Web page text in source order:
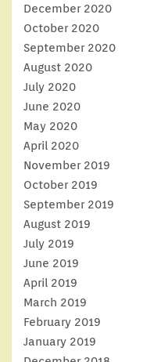
December 2020
October 2020
September 2020
August 2020
July 2020
June 2020
May 2020
April 2020
November 2019
October 2019
September 2019
August 2019
July 2019
June 2019
April 2019
March 2019
February 2019
January 2019